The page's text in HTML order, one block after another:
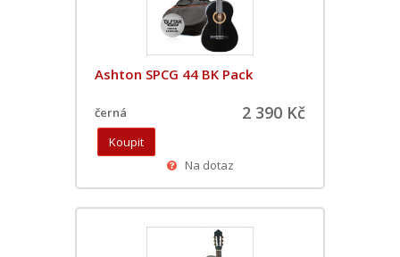
Ashton SPCG 44 BK Pack
černá 2 390 Kč
Na dotaz